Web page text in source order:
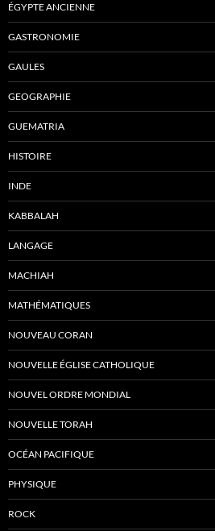
ÉGYPTE ANCIENNE
GASTRONOMIE
GAULES
GEOGRAPHIE
GUEMATRIA
HISTOIRE
INDE
KABBALAH
LANGAGE
MACHIAH
MATHÉMATIQUES
NOUVEAU CORAN
NOUVELLE ÉGLISE CATHOLIQUE
NOUVEL ORDRE MONDIAL
NOUVELLE TORAH
OCÉAN PACIFIQUE
PHYSIQUE
ROCK